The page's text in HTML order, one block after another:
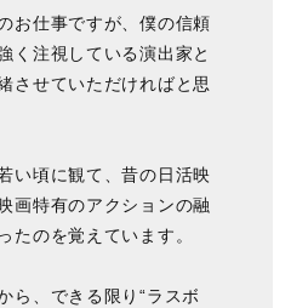
お仕事ですが、僕の信頼
く注視している演出家と
させていただければと思
い頃に観て、昔の日活映
画特有のアクションの融
たのを覚えています。
ら、できる限り“ラスボ